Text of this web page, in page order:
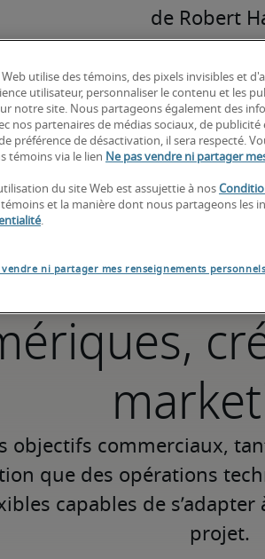
de Robert
Trouvez votre solution de
objectifs commerciaux,
que des opérations
capables de
projet.
Web utilise des témoins, des pixels invisibles et
utilisateur, personnaliser le contenu et les
notre site. Nous partageons également des
nos partenaires de médias sociaux, de
préférence de désactivation, il sera respecté.
témoins via le lien Ne pas vendre ni partager
du site Web est assujettie à nos
témoins et la manière dont nous partageons les
.
vendre ni partager mes renseignements